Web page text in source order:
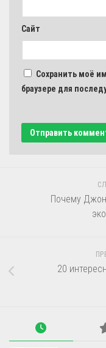
Сайт
Сохранить моё
браузере для
Почему
20